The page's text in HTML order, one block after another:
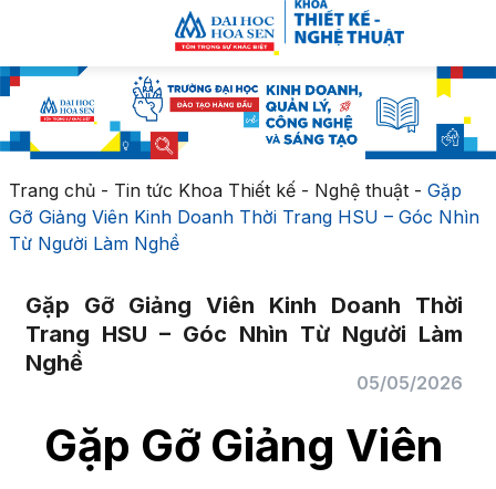
Trang chủ- Tin tức Khoa Thiết kế - Nghệ thuật- Gặp
Gỡ Giảng Viên Kinh Doanh Thời Trang HSU – Góc Nhìn
Từ Người Làm Nghề
Gặp Gỡ Giảng Viên Kinh Doanh Thời
Trang HSU – Góc Nhìn Từ Người Làm
Nghề
05/05/2026
Gặp Gỡ Giảng Viên